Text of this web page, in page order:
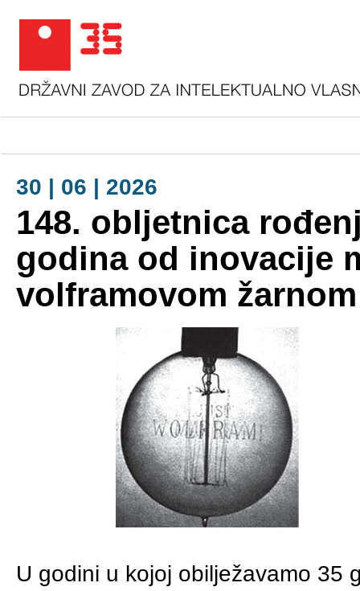
30 | 06 | 2026
148. obljetnica
godina od inovacije
volframovom
U godini u kojoj obilježavamo 35